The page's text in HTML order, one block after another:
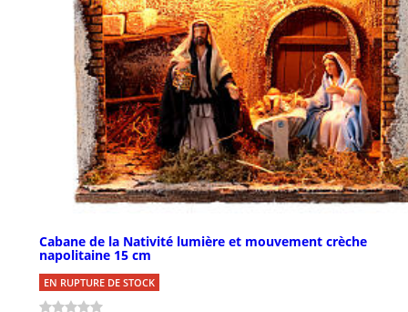
Cabane de la Nativité lumière et mouvement crèche
napolitaine 15 cm
EN RUPTURE DE STOCK